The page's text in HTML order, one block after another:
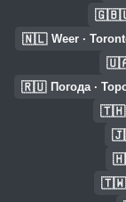
🇳🇱 Weer ·
🇷🇺 Погода ·
🇹🇭
🇹🇼